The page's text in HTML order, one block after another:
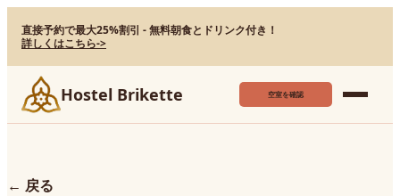
直接予約で最大25%割引 - 無料朝食とドリンク付き！
詳しくはこちら->
Hostel Brikette 空室を確認
← 戻る